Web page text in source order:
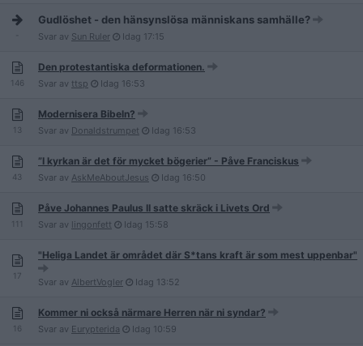
Gudlöshet - den hänsynslösa människans samhälle?
Svar av Sun Ruler Idag 17:15
146
Den protestantiska deformationen.
Svar av ttsp Idag 16:53
13
Modernisera Bibeln?
Svar av Donaldstrumpet Idag 16:53
43
”I kyrkan är det för mycket bögerier” - Påve Franciskus
Svar av AskMeAboutJesus Idag 16:50
111
Påve Johannes Paulus II satte skräck i Livets Ord
Svar av lingonfett Idag 15:58
17
"Heliga Landet är området där S*tans kraft är som mest uppenbar"
Svar av AlbertVogler Idag 13:52
16
Kommer ni också närmare Herren när ni syndar?
Svar av Eurypterida Idag 10:59